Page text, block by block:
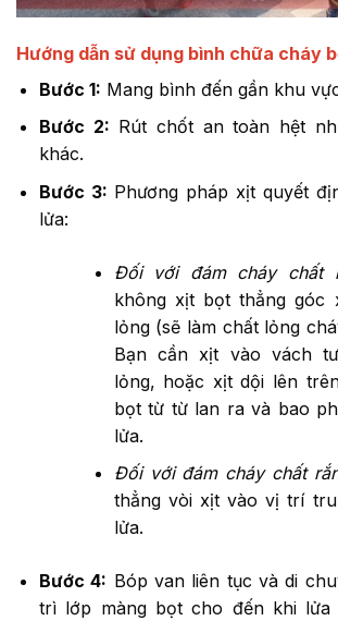
Hướng dẫn sử dụng bình chữa cháy
Bước 1: Mang bình đến gần khu
Bước 2: Rút chốt an toàn hệt
khác.
Bước 3: Phương pháp xịt quyết
lửa:
Đối với đám cháy chất
không xịt bọt thẳng góc
lỏng (sẽ làm chất lỏng
Bạn cần xịt vào vách
lỏng, hoặc xịt dội lên
bọt từ từ lan ra và bao
lửa.
Đối với đám cháy chất
thẳng vòi xịt vào vị trí
lửa.
Bước 4: Bóp van liên tục và di
trì lớp màng bọt cho đến khi